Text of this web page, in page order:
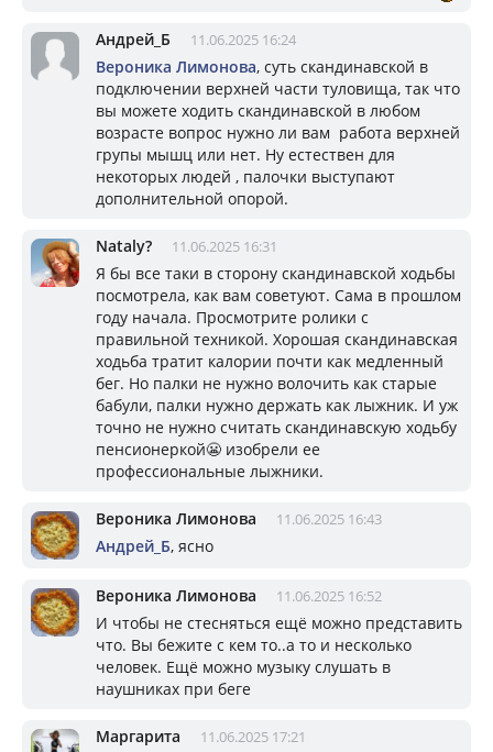
Андрей_Б 11.06.2025 16:24
Вероника Лимонова, суть скандинавской в
подключении верхней части туловища, так что
вы можете ходить скандинавской в любом
возрасте вопрос нужно ли вам работа верхней
групы мышц или нет. Ну естествен для
некоторых людей , палочки выступают
дополнительной опорой.
Nataly? 11.06.2025 16:31
Я бы все таки в сторону скандинавской ходьбы
посмотрела, как вам советуют. Сама в прошлом
году начала. Просмотрите ролики с
правильной техникой. Хорошая скандинавская
ходьба тратит калории почти как медленный
бег. Но палки не нужно волочить как старые
бабули, палки нужно держать как лыжник. И уж
точно не нужно считать скандинавскую ходьбу
пенсионеркой😬 изобрели ее
профессиональные лыжники.
Вероника Лимонова 11.06.2025 16:43
Андрей_Б, ясно
Вероника Лимонова 11.06.2025 16:52
И чтобы не стесняться ещё можно представить
что. Вы бежите с кем то..а то и несколько
человек. Ещё можно музыку слушать в
наушниках при беге
Маргарита 11.06.2025 17:21